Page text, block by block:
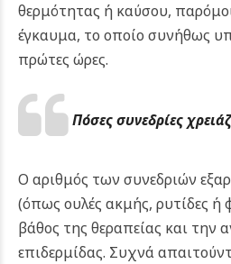
θερμότητας ή καύσου,
έγκαυμα, το οποίο συνήθως
πρώτες ώρες.
Πόσες συνεδρίες
Ο αριθμός των συνεδριών
(όπως ουλές ακμής, ρυτίδες ή
βάθος της θεραπείας και την
επιδερμίδας. Συχνά